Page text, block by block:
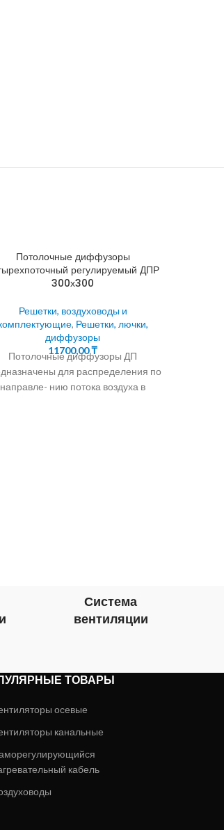
Потолочные диффузоры
регулируемый ДПР
300х300
Решетки, воздуховоды и
, Решетки, лючки,
диффузоры
11700,00₸
Потолочные диффузоры ДП
для распределения по
направле- нию потока воздуха в
Система
вентиляции
ТОВАРЫ
осевые
канальные
кабель